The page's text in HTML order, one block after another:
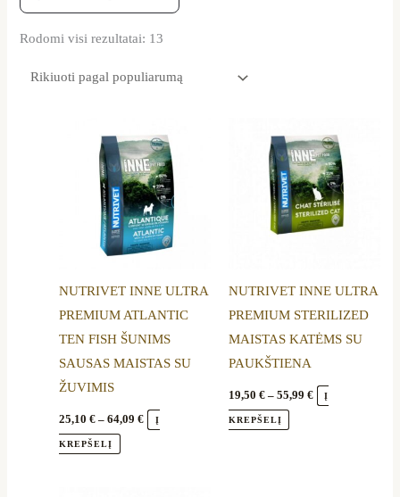
Rodomi visi rezultatai: 13
NUTRIVET INNE ULTRA
PREMIUM ATLANTIC
TEN FISH ŠUNIMS
SAUSAS MAISTAS SU
ŽUVIMIS
25,10€ – 64,09€
range:
25,10 €
through
64,09 €
Į
KREPŠELĮ
product
has
multiple
variants.
The
may
be
chosen
on
product
NUTRIVET INNE ULTRA
PREMIUM STERILIZED
MAISTAS KATĖMS SU
PAUKŠTIENA
19,50 € – 55,99 €
range:
19,50 €
through
55,99 €
Į
KREPŠELĮ
product
has
multiple
variants.
may
be
chosen
on
the